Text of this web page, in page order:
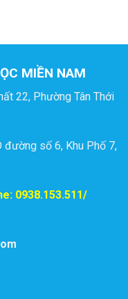
MIỀN NAM
22, Phường Tân Thới
đường số 6, Khu Phố 7,
0938.153.511/